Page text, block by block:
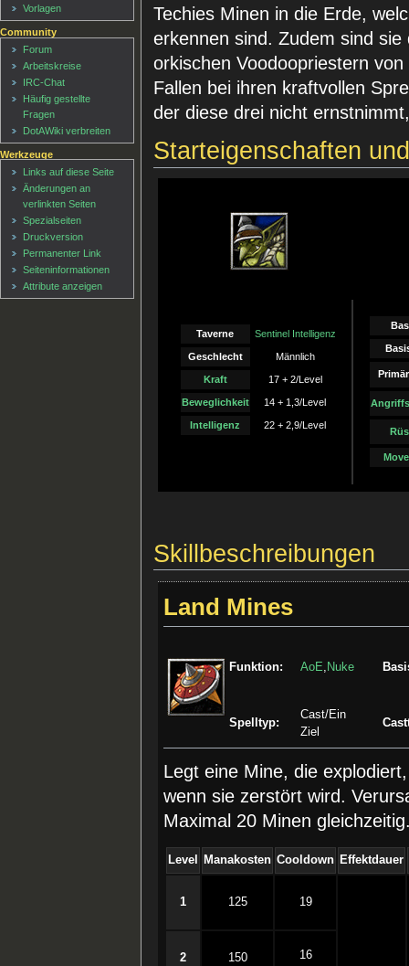
Techies Minen in die Erde,
erkennen sind. Zudem sind
orkischen Voodoopriestern
Fallen bei ihren kraftvollen
der diese drei nicht
Starteigenschaften
Taverne Sentinel Intelligenz
Geschlecht Männlich
Kraft 17 + 2/Level
Beweglichkeit 14 + 1,3/Level
Intelligenz 22 + 2,9/Level
Skillbeschreibungen
Land Mines
Funktion: AoE, Nuke
Spelltyp:
Cast/Ein
Ziel
Legt eine Mine, die
wenn sie zerstört wird.
Maximal 20 Minen
Level Manakosten Cooldown Effektdauer
1 125 19
2 150 16
Vorlagen
Community
Forum
Arbeitskreise
IRC-Chat
Häufig gestellte
Fragen
DotAWiki verbreiten
Werkzeuge
Links auf diese Seite
Änderungen an
verlinkten Seiten
Spezialseiten
Druckversion
Permanenter Link
Seiten­informationen
Attribute anzeigen